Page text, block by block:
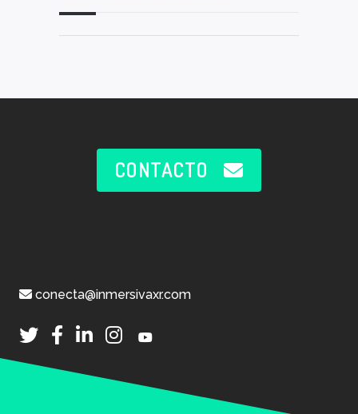
CONTACTO
conecta@inmersivaxr.com